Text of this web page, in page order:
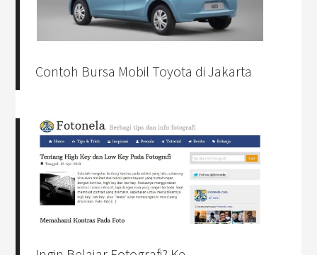
Contoh Bursa Mobil Toyota di Jakarta